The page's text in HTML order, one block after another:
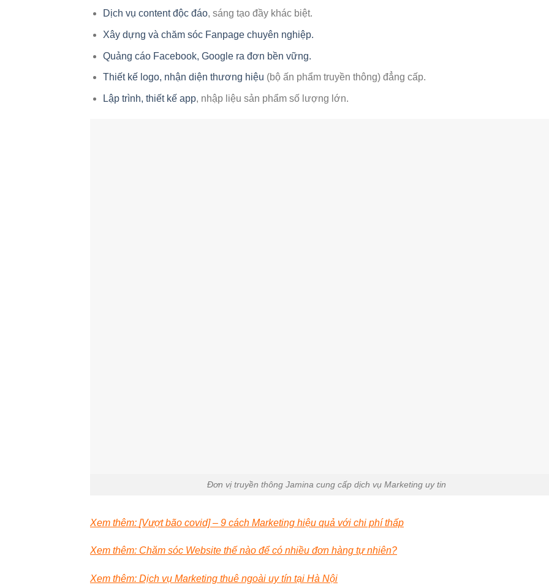
Dịch vụ content độc đáo, sáng tạo đầy khác biệt.
Xây dựng và chăm sóc Fanpage chuyên nghiệp.
Quảng cáo Facebook, Google ra đơn bền vững.
Thiết kế logo, nhận diện thương hiệu (bộ ấn phẩm truyền thông) đẳng cấp.
Lập trình, thiết kế app, nhập liệu sản phẩm số lượng lớn.
Đơn vị truyền thông Jamina cung cấp dịch vụ Marketing uy tin
Xem thêm: [Vượt bão covid] – 9 cách Marketing hiệu quả với chi phí thấp
Xem thêm: Chăm sóc Website thế nào để có nhiều đơn hàng tự nhiên?
Xem thêm: Dịch vụ Marketing thuê ngoài uy tín tại Hà Nội